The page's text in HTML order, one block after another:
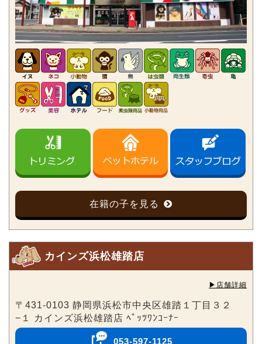
在籍の子を見る
カインズ浜松雄踏店
▶︎店舗詳細
〒431-0103 静岡県浜松市中央区雄踏１丁目３２
−１ カインズ浜松雄踏店 ﾍﾟｯﾂﾜﾝｺｰﾅｰ
053-597-1125